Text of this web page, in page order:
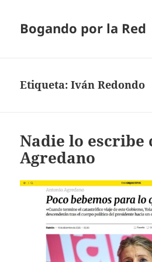
Bogando por la Red
Etiqueta:Iván Redondo
Nadie lo escribe
Agredano